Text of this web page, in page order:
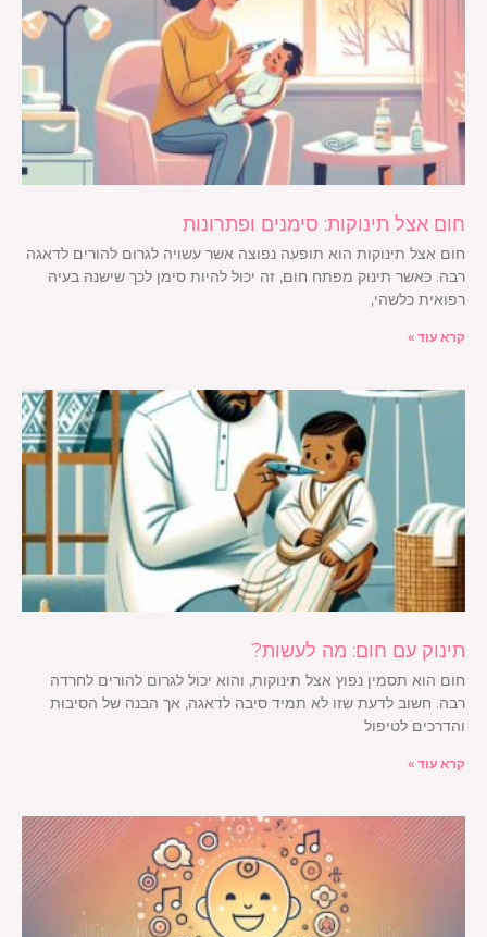
חום אצל תינוקות: סימנים ופתרונות
חום אצל תינוקות הוא תופעה נפוצה אשר עשויה לגרום להורים לדאגה
רבה. כאשר תינוק מפתח חום, זה יכול להיות סימן לכך שישנה בעיה
רפואית כלשהי,
קרא עוד »
תינוק עם חום: מה לעשות?
חום הוא תסמין נפוץ אצל תינוקות, והוא יכול לגרום להורים לחרדה
רבה. חשוב לדעת שזו לא תמיד סיבה לדאגה, אך הבנה של הסיבות
והדרכים לטיפול
קרא עוד »